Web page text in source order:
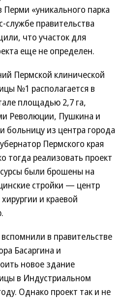
«уникального парка
службе правительства
что участок для
еще не определен.
Пермской клинической
№1 располагается в
площадью 2,7 га,
Революции, Пушкина и
больницу из центра города
Пермского края
тогда реализовать проект
были брошены на
стройки — центр
и краевой
в правительстве
Басаргина и
новое здание
в Индустриальном
Однако проект так и не